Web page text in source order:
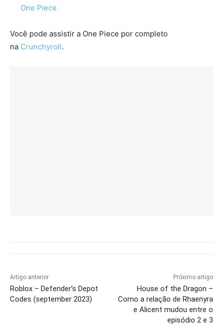
One Piece
Você pode assistir a One Piece por completo
na Crunchyroll.
Artigo anterior
Roblox – Defender’s Depot
Codes (september 2023)
Próximo artigo
House of the Dragon –
Como a relação de Rhaenyra
e Alicent mudou entre o
episódio 2 e 3